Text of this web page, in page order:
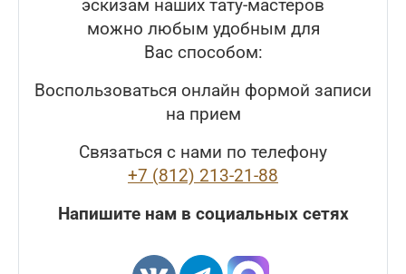
эскизам наших тату-мастеров
можно любым удобным для
Вас способом:
Воспользоваться онлайн формой записи
на прием
Связаться с нами по телефону
+7 (812) 213-21-88
Напишите нам в социальных сетях